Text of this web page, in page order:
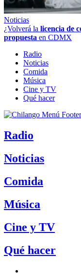
Noticias
¿Volverá la licencia de
propuesta en CDMX
Radio
Noticias
Comida
Música
Cine y TV
Qué hacer
Radio
Noticias
Comida
Música
Cine y TV
Qué hacer